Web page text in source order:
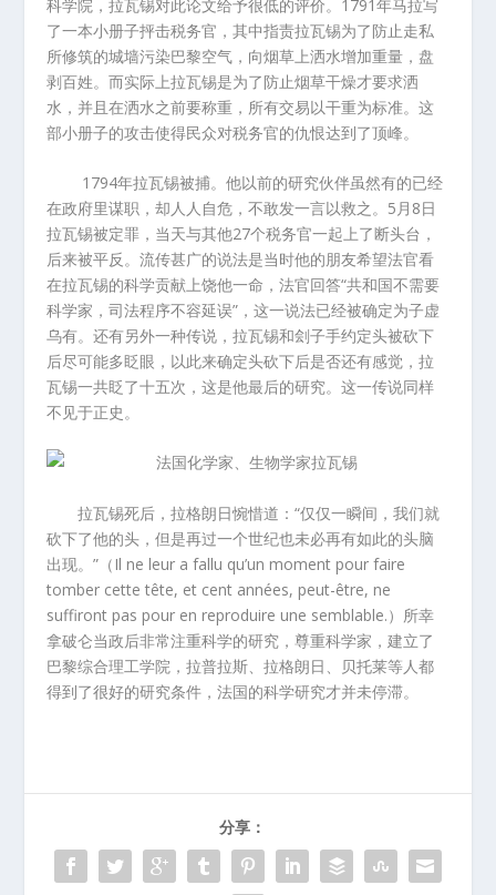
科学院，拉瓦锡对此论文给予很低的评价。 1791年马拉写
了一本小册子抨击税务官，其中指责拉瓦锡为了防止走私
所修筑的城墙污染巴黎空气，向烟草上洒水增加重量，盘
剥百姓。而实际上拉瓦锡是为了防止烟草干燥才要求洒
水，并且在洒水之前要称重，所有交易以干重为标准。这
部小册子的攻击使得民众对税务官的仇恨达到了顶峰。
1794年拉瓦锡被捕。他以前的研究伙伴虽然有的已经
在政府里谋职，却人人自危，不敢发一言以救之。 5月 8日
拉瓦锡被定罪，当天与其他27个税务官一起上了断头台，
后来被平反。流传甚广的说法是当时他的朋友希望法官看
在拉瓦锡的科学贡献上饶他一命，法官回答“共和国不需要
科学家，司法程序不容延误” ，这一说法已经被确定为子虚
乌有。还有另外一种传说，拉瓦锡和刽子手约定头被砍下
后尽可能多眨眼，以此来确定头砍下后是否还有感觉，拉
瓦锡一共眨了十五次，这是他最后的研究。这一传说同样
不见于正史。
拉瓦锡死后，拉格朗日惋惜道：“仅仅一瞬间，我们就
砍下了他的头，但是再过一个世纪也未必再有如此的头脑
出现。”（Il ne leur a fallu qu’un moment pour faire
tomber cette tête, et cent années, peut-être, ne
suffiront pas pour en reproduire une semblable.）所幸
拿破仑当政后非常注重科学的研究，尊重科学家，建立了
巴黎综合理工学院，拉普拉斯、拉格朗日、贝托莱等人都
得到了很好的研究条件，法国的科学研究才并未停滞。
分享：